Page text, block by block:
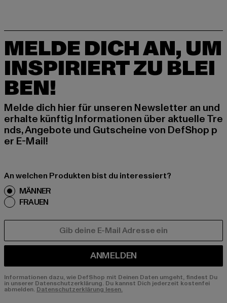
MELDE DICH AN, UM
INSPIRIERT ZU BLEI
BEN!
Melde dich hier für unseren Newsletter an und
erhalte künftig Informationen über aktuelle Tre
nds, Angebote und Gutscheine von DefShop p
er E-Mail!
An welchen Produkten bist du interessiert?
MÄNNER
FRAUEN
ANMELDEN
Informationen dazu, wie DefShop mit Deinen Daten umgeht, findest Du
in unserer Datenschutzerklärung. Du kannst Dich jederzeit kostenfei
abmelden. Datenschutzerklärung lesen.